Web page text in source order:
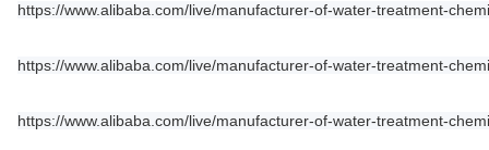
https://www.alibaba.com/live/manufacturer-of-water-treatment-
https://www.alibaba.com/live/manufacturer-of-water-treatment-
https://www.alibaba.com/live/manufacturer-of-water-treatment-